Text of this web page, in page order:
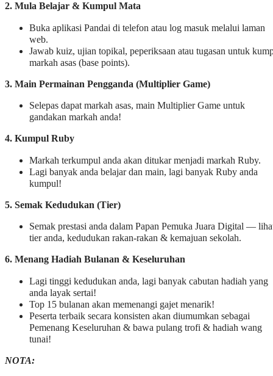
2. Mula Belajar & Kumpul Mata
Buka aplikasi Pandai di telefon atau log masuk melalui laman
web.
Jawab kuiz, ujian topikal, peperiksaan atau tugasan untuk
markah asas (base points).
3. Main Permainan Pengganda (Multiplier Game)
Selepas dapat markah asas, main Multiplier Game untuk
gandakan markah anda!
4. Kumpul Ruby
Markah terkumpul anda akan ditukar menjadi markah Ruby.
Lagi banyak anda belajar dan main, lagi banyak Ruby anda
kumpul!
5. Semak Kedudukan (Tier)
Semak prestasi anda dalam Papan Pemuka Juara Digital —
tier anda, kedudukan rakan-rakan & kemajuan sekolah.
6. Menang Hadiah Bulanan & Keseluruhan
Lagi tinggi kedudukan anda, lagi banyak cabutan hadiah yang
anda layak sertai!
Top 15 bulanan akan memenangi gajet menarik!
Peserta terbaik secara konsisten akan diumumkan sebagai
Pemenang Keseluruhan & bawa pulang trofi & hadiah wang
tunai!
NOTA: